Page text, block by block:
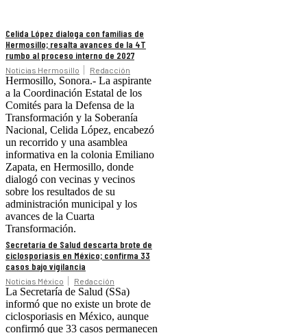
Celida López dialoga con familias de
Hermosillo; resalta avances de la 4T
rumbo al proceso interno de 2027
Noticias Hermosillo Redacción
Hermosillo, Sonora.- La aspirante
a la Coordinación Estatal de los
Comités para la Defensa de la
Transformación y la Soberanía
Nacional, Celida López, encabezó
un recorrido y una asamblea
informativa en la colonia Emiliano
Zapata, en Hermosillo, donde
dialogó con vecinas y vecinos
sobre los resultados de su
administración municipal y los
avances de la Cuarta
Transformación.
Secretaría de Salud descarta brote de
ciclosporiasis en México; confirma 33
casos bajo vigilancia
Noticias México Redacción
La Secretaría de Salud (SSa)
informó que no existe un brote de
ciclosporiasis en México, aunque
confirmó que 33 casos permanecen